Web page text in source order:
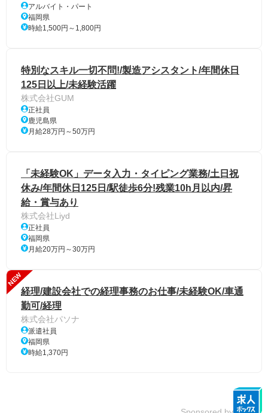
アルバイト・パート
福岡県
時給1,500円～1,800円
特別なスキル一切不問!/製造アシスタント/年間休日
125日以上/未経験活躍
株式会社GUM
正社員
鹿児島県
月給28万円～50万円
「未経験OK」データ入力・タイピング業務/土日祝
休み/年間休日125日/駅徒歩6分!残業10h月以内/昇
給・賞与あり
株式会社Liyd
正社員
福岡県
月給20万円～30万円
NEW
経理/建設会社での経理事務のお仕事/未経験OK/車通
勤可/経理
株式会社パソナ
派遣社員
福岡県
時給1,370円